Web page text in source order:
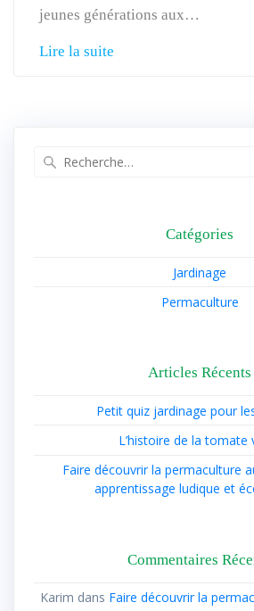
jeunes générations aux…
Lire la suite
Catégories
Jardinage
Permaculture
Articles Récents
Petit quiz jardinage pour
L’histoire de la tomate
Faire découvrir la permaculture
apprentissage ludique et
Commentaires
Karim dans Faire découvrir la